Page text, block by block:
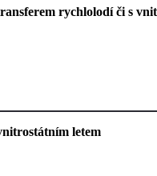
rychlolodí či s
letem